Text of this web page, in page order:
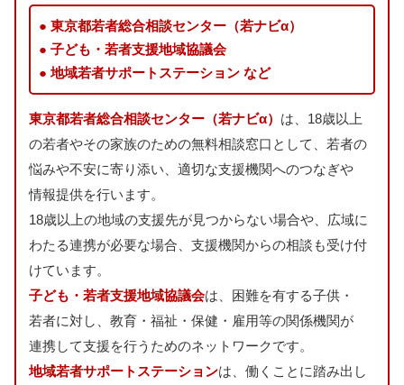
東京都若者総合相談センター（若ナビα）
子ども・ 若者支援地域協議会
地域若者サポートステーション など
東京都若者総合相談センター（若ナビα） は、18歳以上
の若者やその家族のための無料相談窓口 として、 若者の
悩みや不安に寄り添い、 適切な支援機関へのつなぎや
情報提供を行います。
18歳以上の地域の支援先が見つからない場合や、 広域に
わたる連携が必要な場合 支援機関からの相談 も受け付
けています。
子ども・ 若者支援地域協議会は、 困難を有する子供・
若者に対し、 教育・ 福祉 ・ 保健 ・ 雇用等の関係機関が
連携して支援を行うためのネットワークです。
地域若者サポートステーションは、 働 くことに踏み出 し